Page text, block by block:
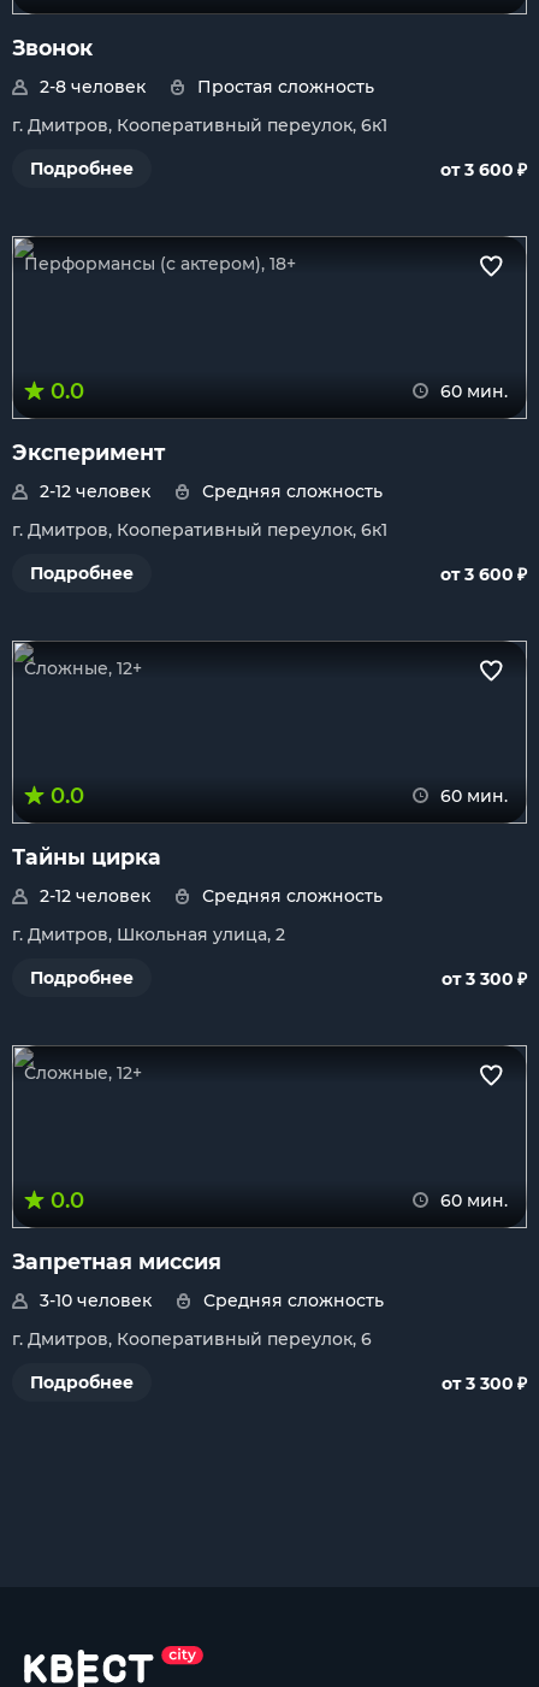
Звонок
2-8 человек
Простая сложность
г. Дмитров, Кооперативный переулок, 6к1
Подробнее
от 3 600 ₽
Перформансы (с актером), 18+
0.0 60 мин.
Эксперимент
2-12 человек
Средняя сложность
г. Дмитров, Кооперативный переулок, 6к1
Подробнее
от 3 600 ₽
Сложные, 12+
0.0 60 мин.
Тайны цирка
2-12 человек
Средняя сложность
г. Дмитров, Школьная улица, 2
Подробнее
от 3 300 ₽
Сложные, 12+
0.0 60 мин.
Запретная миссия
3-10 человек
Средняя сложность
г. Дмитров, Кооперативный переулок, 6
Подробнее
от 3 300 ₽